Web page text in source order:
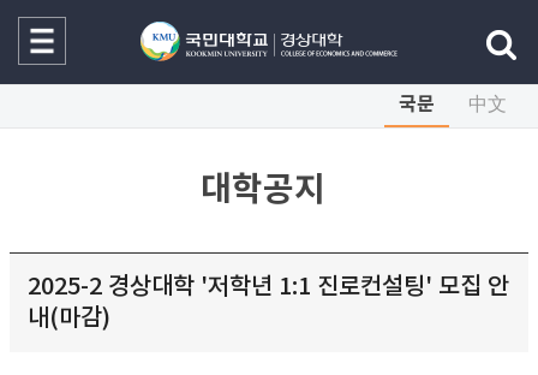
국문 中文
대학공지
2025-2 경상대학 '저학년 1:1 진로컨설팅' 모집 안
내(마감)